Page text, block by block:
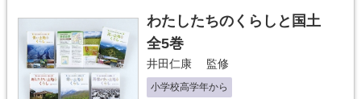
わたしたちのくらしと国土
全5巻
井田仁康 監修
小学校高学年から